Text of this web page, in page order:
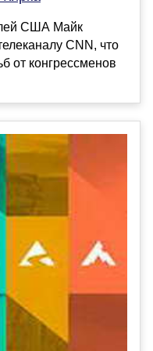
США Майк
CNN, что
от конгрессменов